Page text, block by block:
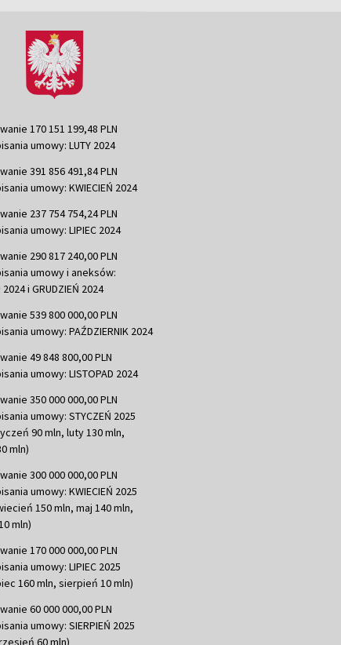
170 151 199,48 PLN
umowy: LUTY 2024
391 856 491,84 PLN
umowy: KWIECIEŃ 2024
237 754 754,24 PLN
umowy: LIPIEC 2024
290 817 240,00 PLN
umowy i aneksów:
2024 i GRUDZIEŃ 2024
539 800 000,00 PLN
umowy: PAŹDZIERNIK 2024
49 848 800,00 PLN
umowy: LISTOPAD 2024
350 000 000,00 PLN
umowy: STYCZEŃ 2025
90 mln, luty 130 mln,
mln)
300 000 000,00 PLN
umowy: KWIECIEŃ 2025
150 mln, maj 140 mln,
mln)
170 000 000,00 PLN
umowy: LIPIEC 2025
160 mln, sierpień 10 mln)
60 000 000,00 PLN
umowy: SIERPIEŃ 2025
60 mln)